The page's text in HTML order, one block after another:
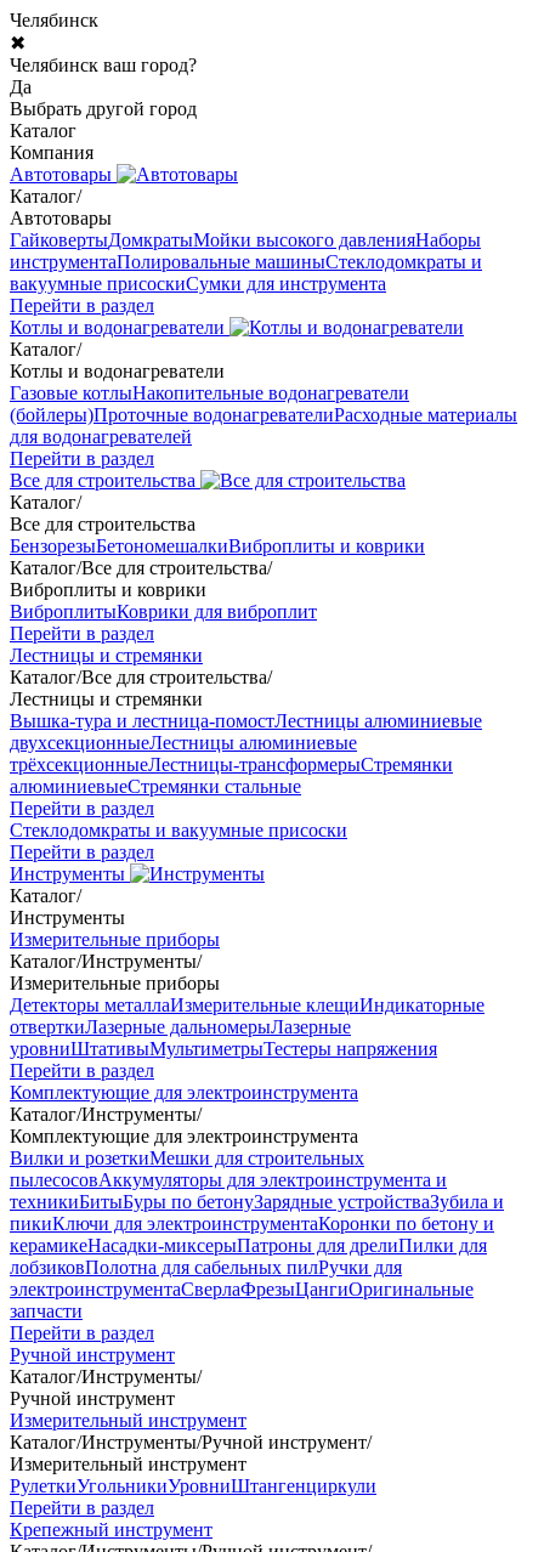
Челябинск
✖
Челябинск ваш город?
Да
Выбрать другой город
Каталог
Компания
Автотовары
Каталог/
Автотовары
ГайковертыДомкратыМойки высокого давленияНаборы
инструментаПолировальные машиныСтеклодомкраты и
вакуумные присоскиСумки для инструмента
Перейти в раздел
Котлы и водонагреватели
Каталог/
Котлы и водонагреватели
Газовые котлыНакопительные водонагреватели
(бойлеры)Проточные водонагревателиРасходные материалы
для водонагревателей
Перейти в раздел
Все для строительства
Каталог/
Все для строительства
БензорезыБетономешалкиВиброплиты и коврики
Каталог/Все для строительства/
Виброплиты и коврики
ВиброплитыКоврики для виброплит
Перейти в раздел
Лестницы и стремянки
Каталог/Все для строительства/
Лестницы и стремянки
Вышка-тура и лестница-помостЛестницы алюминиевые
двухсекционныеЛестницы алюминиевые
трёхсекционныеЛестницы-трансформерыСтремянки
алюминиевыеСтремянки стальные
Перейти в раздел
Стеклодомкраты и вакуумные присоски
Перейти в раздел
Инструменты
Каталог/
Инструменты
Измерительные приборы
Каталог/Инструменты/
Измерительные приборы
Детекторы металлаИзмерительные клещиИндикаторные
отверткиЛазерные дальномерыЛазерные
уровниШтативыМультиметрыТестеры напряжения
Перейти в раздел
Комплектующие для электроинструмента
Каталог/Инструменты/
Комплектующие для электроинструмента
Вилки и розеткиМешки для строительных
пылесосовАккумуляторы для электроинструмента и
техникиБитыБуры по бетонуЗарядные устройстваЗубила и
пикиКлючи для электроинструментаКоронки по бетону и
керамикеНасадки-миксерыПатроны для дрелиПилки для
лобзиковПолотна для сабельных пилРучки для
электроинструментаСверлаФрезыЦангиОригинальные
запчасти
Перейти в раздел
Ручной инструмент
Каталог/Инструменты/
Ручной инструмент
Измерительный инструмент
Каталог/Инструменты/Ручной инструмент/
Измерительный инструмент
РулеткиУгольникиУровниШтангенциркули
Перейти в раздел
Крепежный инструмент